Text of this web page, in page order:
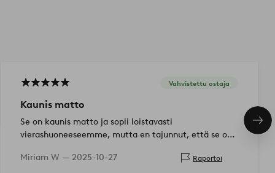
Vahvistettu ostaja
Kaunis matto
Se on kaunis matto ja sopii loistavasti
vierashuoneeseemme, mutta en tajunnut, että se on
Miriam W — 2025-10-27 Raportoi